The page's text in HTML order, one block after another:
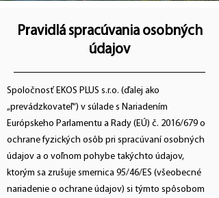
Pravidlá spracúvania osobných
údajov
Spoločnosť EKOS PLUS s.r.o. (ďalej ako
„prevádzkovateľ“) v súlade s Nariadením
Európskeho Parlamentu a Rady (EÚ) č. 2016/679 o
ochrane fyzických osôb pri spracúvaní osobných
údajov a o voľnom pohybe takýchto údajov,
ktorým sa zrušuje smernica 95/46/ES (všeobecné
nariadenie o ochrane údajov) si týmto spôsobom